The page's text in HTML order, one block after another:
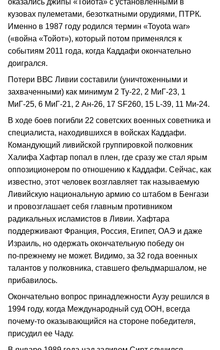
оказались джипы «Тойота» с установленными в
кузовах пулеметами, безоткатными орудиями, ПТРК.
Именно в 1987 году родился термин «Toyota war»
(«война «Тойот»), который потом применялся к
событиям 2011 года, когда Каддафи окончательно
доигрался.
Потери ВВС Ливии составили (уничтоженными и
захваченными) как минимум 2 Ту‑22, 2 МиГ‑23, 1
МиГ‑25, 6 МиГ‑21, 2 Ан‑26, 17 SF260, 15 L‑39, 11 Ми‑24.
В ходе боев погибли 22 советских военных советника и
специалиста, находившихся в войсках Каддафи.
Командующий ливийской группировкой полковник
Халифа Хафтар попал в плен, где сразу же стал ярым
оппозиционером по отношению к Каддафи. Сейчас, как
известно, этот человек возглавляет так называемую
Ливийскую национальную армию со штабом в Бенгази
и провозглашает себя главным противником
радикальных исламистов в Ливии. Хафтара
поддерживают Франция, Россия, Египет, ОАЭ и даже
Израиль, но одержать окончательную победу он
по‑прежнему не может. Видимо, за 32 года военных
талантов у полковника, ставшего фельдмаршалом, не
прибавилось.
Окончательно вопрос принадлежности Аузу решился в
1994 году, когда Международный суд ООН, всегда
почему‑то оказывающийся на стороне победителя,
присудил ее Чаду.